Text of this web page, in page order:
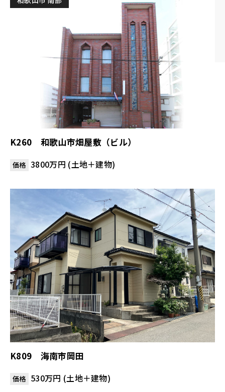
K260 和歌山市畑屋敷（ビル）
価格 3800万円 (土地＋建物)
K809 海南市岡田
価格 530万円 (土地＋建物)